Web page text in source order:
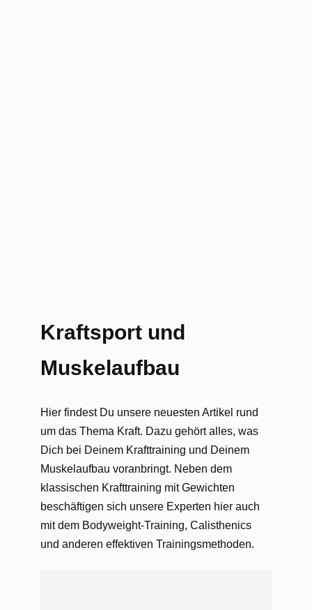
Kraftsport und
Muskelaufbau
Hier findest Du unsere neuesten Artikel rund
um das Thema Kraft. Dazu gehört alles, was
Dich bei Deinem Krafttraining und Deinem
Muskelaufbau voranbringt. Neben dem
klassischen Krafttraining mit Gewichten
beschäftigen sich unsere Experten hier auch
mit dem Bodyweight-Training, Calisthenics
und anderen effektiven Trainingsmethoden.